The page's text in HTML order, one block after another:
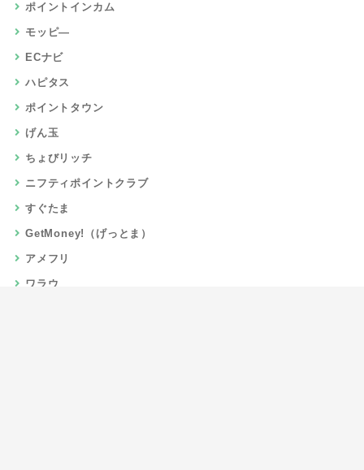
ポイントインカム
モッピ―
ECナビ
ハピタス
ポイントタウン
げん玉
ちょびリッチ
ニフティポイントクラブ
すぐたま
GetMoney!（げっとま）
アメフリ
ワラウ